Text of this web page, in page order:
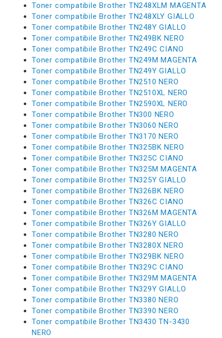
Toner compatibile Brother TN248XLM MAGENTA
Toner compatibile Brother TN248XLY GIALLO
Toner compatibile Brother TN248Y GIALLO
Toner compatibile Brother TN249BK NERO
Toner compatibile Brother TN249C CIANO
Toner compatibile Brother TN249M MAGENTA
Toner compatibile Brother TN249Y GIALLO
Toner compatibile Brother TN2510 NERO
Toner compatibile Brother TN2510XL NERO
Toner compatibile Brother TN2590XL NERO
Toner compatibile Brother TN300 NERO
Toner compatibile Brother TN3060 NERO
Toner compatibile Brother TN3170 NERO
Toner compatibile Brother TN325BK NERO
Toner compatibile Brother TN325C CIANO
Toner compatibile Brother TN325M MAGENTA
Toner compatibile Brother TN325Y GIALLO
Toner compatibile Brother TN326BK NERO
Toner compatibile Brother TN326C CIANO
Toner compatibile Brother TN326M MAGENTA
Toner compatibile Brother TN326Y GIALLO
Toner compatibile Brother TN3280 NERO
Toner compatibile Brother TN3280X NERO
Toner compatibile Brother TN329BK NERO
Toner compatibile Brother TN329C CIANO
Toner compatibile Brother TN329M MAGENTA
Toner compatibile Brother TN329Y GIALLO
Toner compatibile Brother TN3380 NERO
Toner compatibile Brother TN3390 NERO
Toner compatibile Brother TN3430 TN-3430
NERO